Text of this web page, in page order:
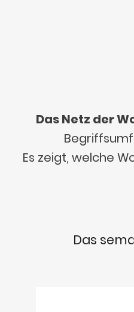
Das Netz der
Es zeigt, welche
Das